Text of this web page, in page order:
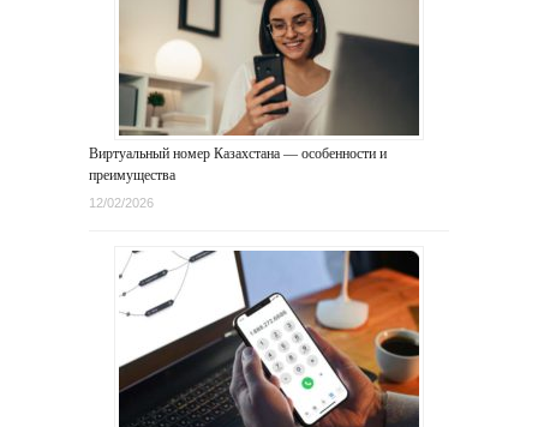
Виртуальный номер Казахстана — особенности и
преимущества
12/02/2026